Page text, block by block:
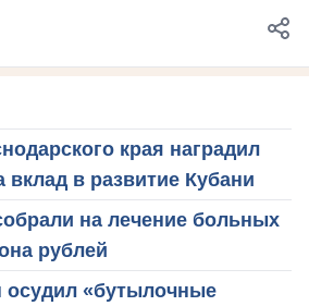
края наградил
вклад в развитие Кубани
на лечение больных
рублей
«бутылочные